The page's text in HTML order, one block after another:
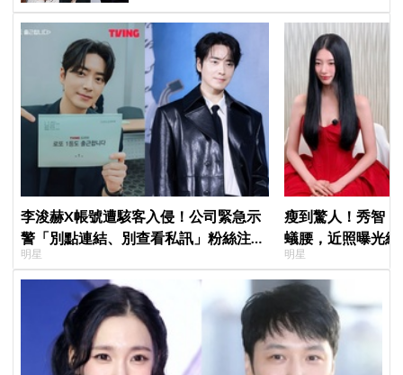
李浚赫X帳號遭駭客入侵！公司緊急示
警「別點連結、別查看私訊」粉絲注意
了
明星
瘦到驚人！秀智
蟻腰，近照曝光
明星